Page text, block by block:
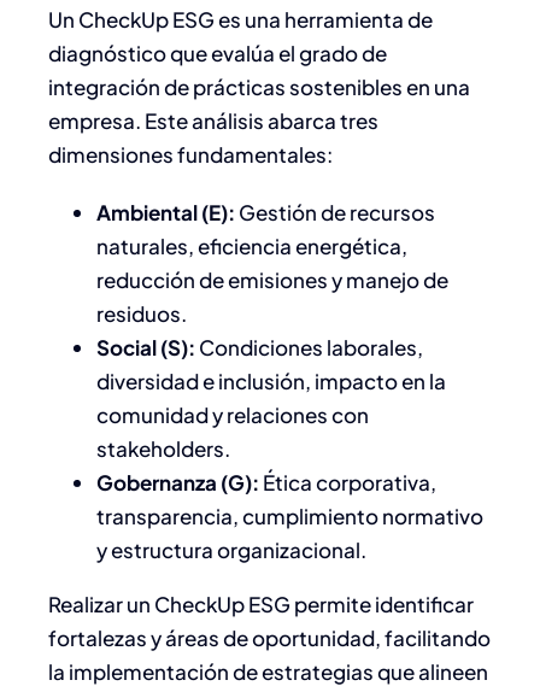
Un CheckUp ESG es una herramienta de
diagnóstico que evalúa el grado de
integración de prácticas sostenibles en una
empresa. Este análisis abarca tres
dimensiones fundamentales:​
Ambiental (E): Gestión de recursos
naturales, eficiencia energética,
reducción de emisiones y manejo de
residuos.
Social (S): Condiciones laborales,
diversidad e inclusión, impacto en la
comunidad y relaciones con
stakeholders.
Gobernanza (G): Ética corporativa,
transparencia, cumplimiento normativo
y estructura organizacional.​
Realizar un CheckUp ESG permite identificar
fortalezas y áreas de oportunidad, facilitando
la implementación de estrategias que alineen